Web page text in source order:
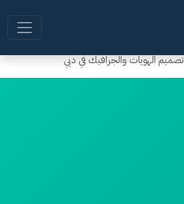
تصميم الهويات والجرافيك في دبي